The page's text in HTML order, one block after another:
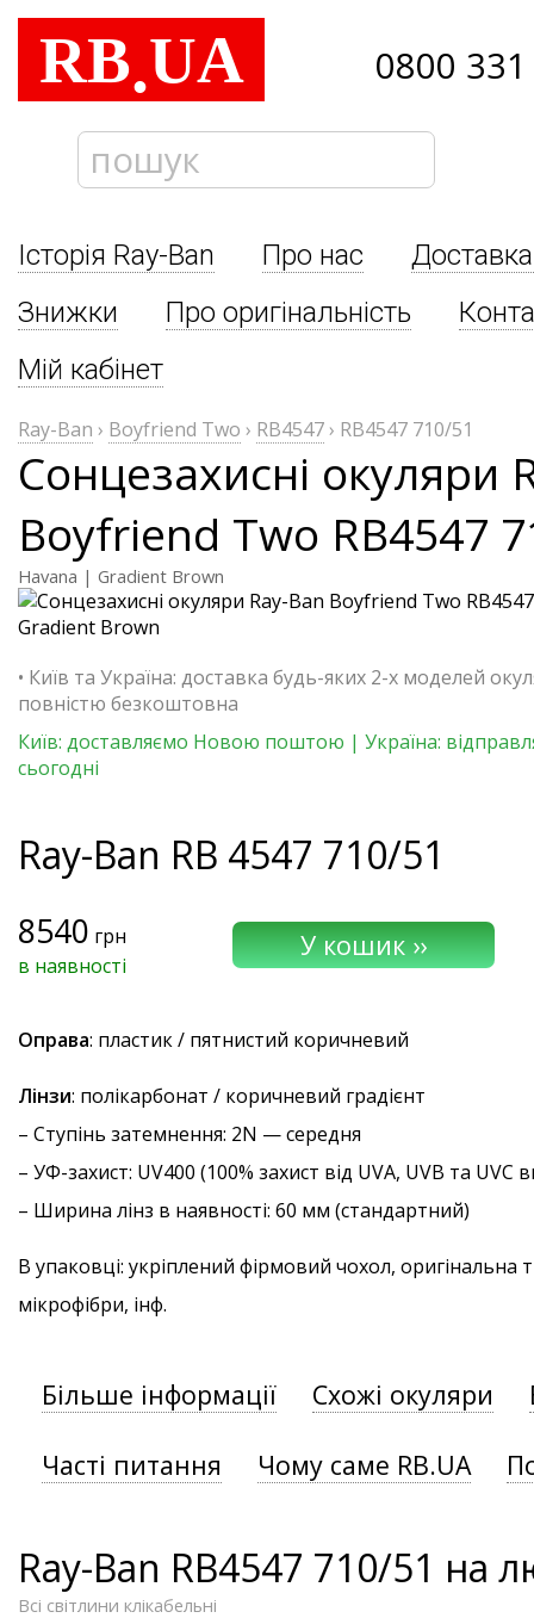
RB.UA 0800
Історія Ray-Ban Про нас
Знижки
Про оригінальність
Мій кабінет
Ray-Ban › Boyfriend Two › RB4547› RB4547 710/51
Сонцезахисні окуляри
Boyfriend Two RB4547
Havana | Gradient Brown
• Київ та Україна: доставка будь-яких 2-х моделей
повністю безкоштовна
Київ: доставляємо Новою поштою | Україна:
сьогодні
Ray-Ban RB 4547 710/51
8540 грн
в наявності
Оправа: пластик / пятнистий коричневий
Лінзи: полікарбонат / коричневий градієнт
– Ступінь затемнення: 2N — середня
– УФ-захист: UV400 (100% захист від UVA, UVB та
– Ширина лінз в наявності: 60 мм (стандартний)
В упаковці: укріплений фірмовий чохол, оригінальна
мікрофібри, інф.
Більше інформації Схожі окуляри
Часті питання Чому саме RB.UA
Ray-Ban RB4547 710/51 на
Всі світлини клікабельні